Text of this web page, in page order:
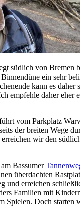
südlich von Bremen
ein sehr
kann es daher
empfehle daher eher
vom Parkplatz
der breiten Wege
wir den
Bassumer
überdachten
und erreichen
Familien mit
Spielen. Doch starten